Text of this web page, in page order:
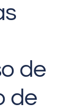
de
de